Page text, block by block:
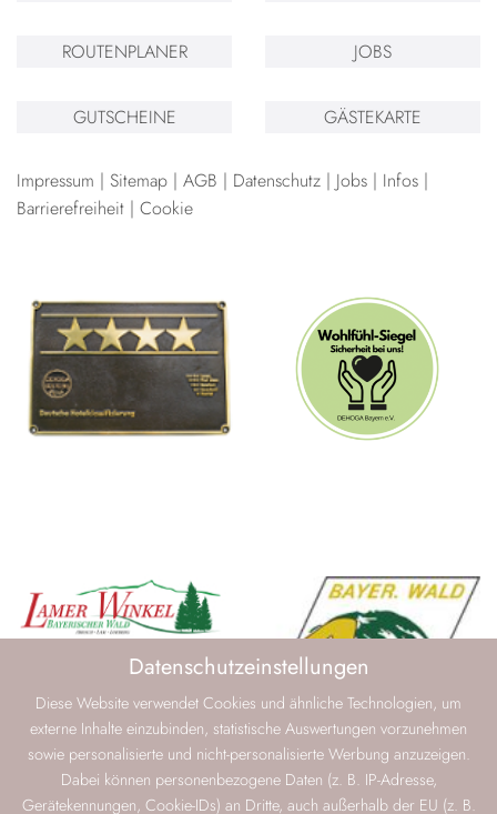
Datenschutzeinstellungen
Diese Website verwendet Cookies und ähnliche Technologien, um
externe Inhalte einzubinden, statistische Auswertungen vorzunehmen
sowie personalisierte und nicht-personalisierte Werbung anzuzeigen.
Dabei können personenbezogene Daten (z. B. IP-Adresse,
Gerätekennungen, Cookie-IDs) an Dritte, auch außerhalb der EU (z. B.
ROUTENPLANER JOBS
GUTSCHEINE GÄSTEKARTE
Impressum Sitemap AGB Datenschutz Jobs
Infos
Barrierefreiheit
Cookie